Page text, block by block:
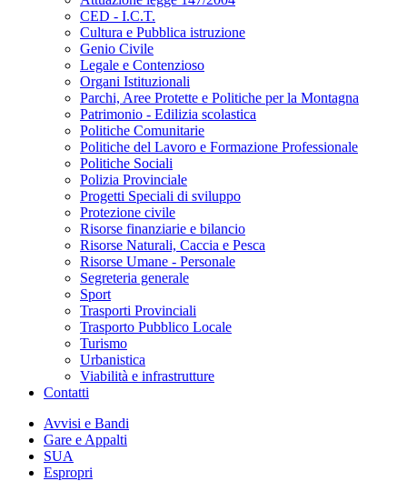
CED - I.C.T.
Cultura e Pubblica istruzione
Genio Civile
Legale e Contenzioso
Organi Istituzionali
Parchi, Aree Protette e Politiche per la Montagna
Patrimonio - Edilizia scolastica
Politiche Comunitarie
Politiche del Lavoro e Formazione Professionale
Politiche Sociali
Polizia Provinciale
Progetti Speciali di sviluppo
Protezione civile
Risorse finanziarie e bilancio
Risorse Naturali, Caccia e Pesca
Risorse Umane - Personale
Segreteria generale
Sport
Trasporti Provinciali
Trasporto Pubblico Locale
Turismo
Urbanistica
Viabilità e infrastrutture
Contatti
Avvisi e Bandi
Gare e Appalti
SUA
Espropri